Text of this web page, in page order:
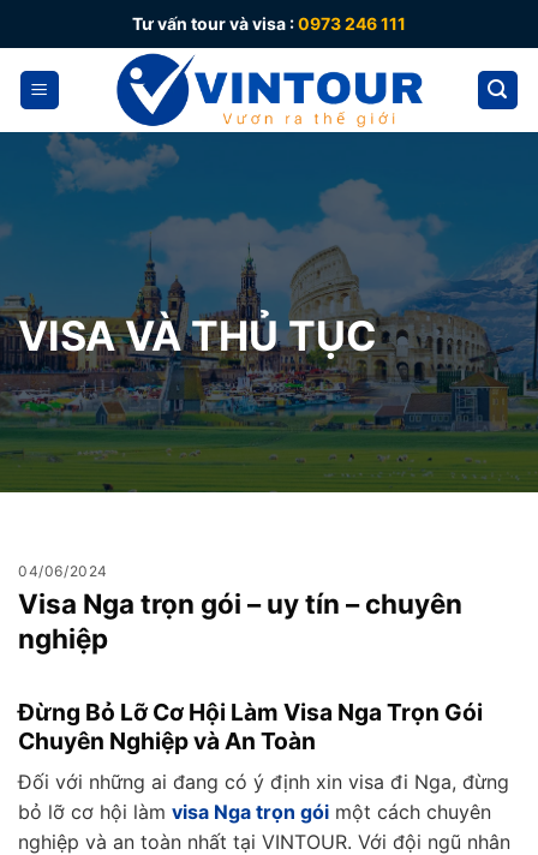
to
content
Tư vấn tour và visa :0973 246 111
VISA VÀ THỦ TỤC
04/06/2024
Visa Nga trọn gói – uy tín – chuyên
nghiệp
Đừng Bỏ Lỡ Cơ Hội Làm Visa Nga Trọn Gói
Chuyên Nghiệp và An Toàn
Đối với những ai đang có ý định xin visa đi Nga, đừng
bỏ lỡ cơ hội làm visa Nga trọn gói một cách chuyên
nghiệp và an toàn nhất tại VINTOUR. Với đội ngũ nhân